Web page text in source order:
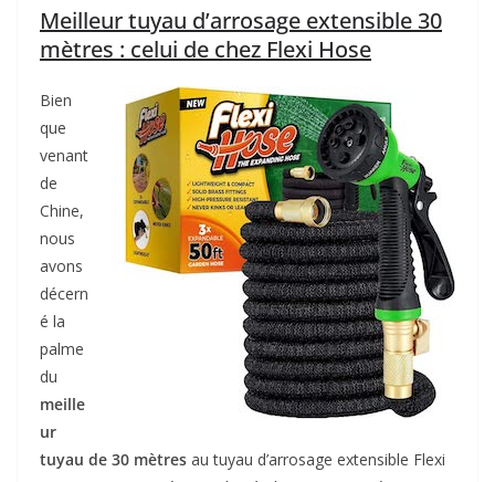
Meilleur tuyau d’arrosage extensible 30
mètres : celui de chez Flexi Hose
Bien
que
venant
de
Chine,
nous
avons
décern
é la
palme
du
meille
ur
tuyau de 30 mètres au tuyau d’arrosage extensible Flexi